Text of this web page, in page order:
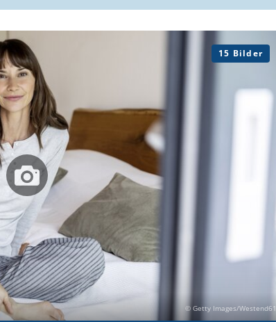
© Getty Images/Westend61
15 Bilder